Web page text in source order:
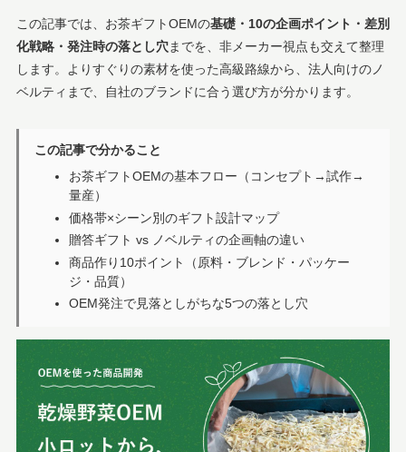
この記事では、お茶ギフトOEMの基礎・10の企画ポイント・差別
化戦略・発注時の落とし穴までを、非メーカー視点も交えて整理
します。よりすぐりの素材を使った高級路線から、法人向けのノ
ベルティまで、自社のブランドに合う選び方が分かります。
この記事で分かること
お茶ギフトOEMの基本フロー（コンセプト→試作→
量産）
価格帯×シーン別のギフト設計マップ
贈答ギフト vs ノベルティの企画軸の違い
商品作り10ポイント（原料・ブレンド・パッケー
ジ・品質）
OEM発注で見落としがちな5つの落とし穴